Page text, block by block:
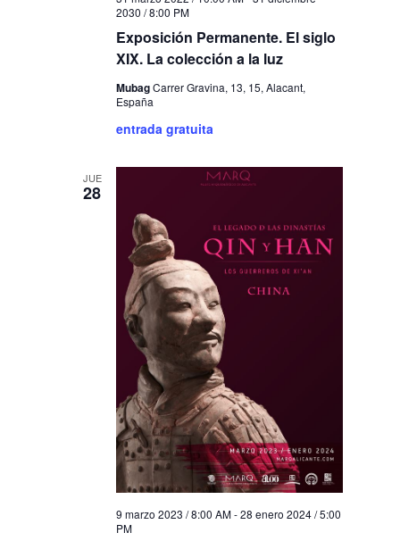
Exposición Permanente. El siglo
XIX. La colección a la luz
2030 / 8:00 PM
MubagCarrer Gravina, 13, 15, Alacant,
España
entrada gratuita
JUE
28
9 marzo 2023 / 8:00 AM-28 enero 2024 / 5:00
PM